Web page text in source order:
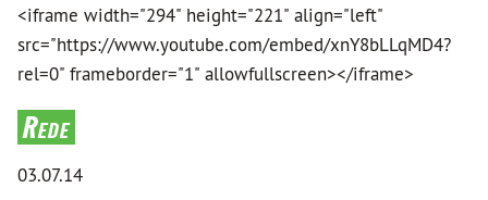
<iframe width="294" height="221" align="left"
src="https://www.youtube.com/embed/xnY8bLLqMD4?
rel=0" frameborder="1" allowfullscreen></iframe>
Rede
03.07.14